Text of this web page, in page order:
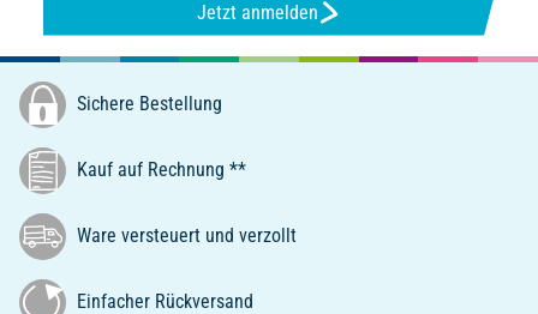
Jetzt anmelden
Sichere Bestellung
Kauf auf Rechnung **
Ware versteuert und verzollt
Einfacher Rückversand